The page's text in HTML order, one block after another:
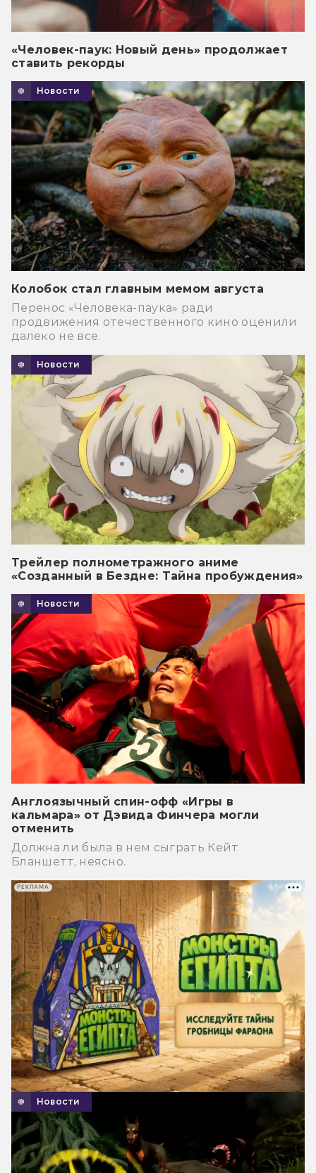
«Человек-паук: Новый день» продолжает
ставить рекорды
Новости
Колобок стал главным мемом августа
Перенос «Человека-паука» ради
продвижения отечественного кино оценили
далеко не все.
Новости
Трейлер полнометражного аниме
«Созданный в Бездне: Тайна пробуждения»
Новости
Англоязычный спин-офф «Игры в
кальмара» от Дэвида Финчера могли
отменить
Должна ли была в нем сыграть Кейт
Бланшетт, неясно.
Новости
РЕКЛАМА